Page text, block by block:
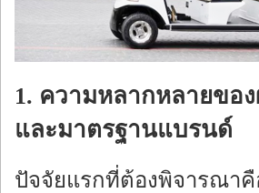
1. ความหลากหลายข
และมาตรฐานแบรนด์
ปัจจัยแรกที่ต้องพิจารณา